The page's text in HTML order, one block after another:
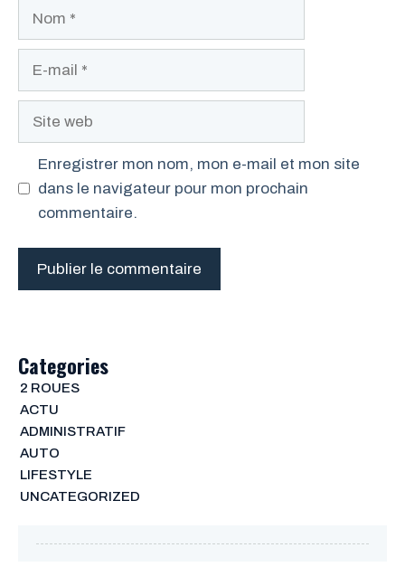
Enregistrer mon nom, mon e-mail et mon site
dans le navigateur pour mon prochain
commentaire.
Categories
2 ROUES
ACTU
ADMINISTRATIF
AUTO
LIFESTYLE
UNCATEGORIZED